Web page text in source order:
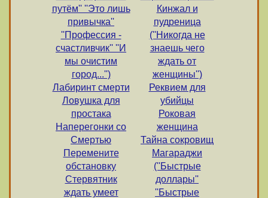
путём'' ''Это лишь
привычка''
''Профессия -
счастливчик'' ''И
мы очистим
город...'')
Лабиринт смерти
Ловушка для
простака
Наперегонки со
Смертью
Перемените
обстановку
Стервятник
ждать умеет
Кинжал и
пудреница
(''Никогда не
знаешь чего
ждать от
женщины'')
Реквием для
убийцы
Роковая
женщина
Тайна сокровищ
Магараджи
(''Быстрые
доллары''
''Быстрые